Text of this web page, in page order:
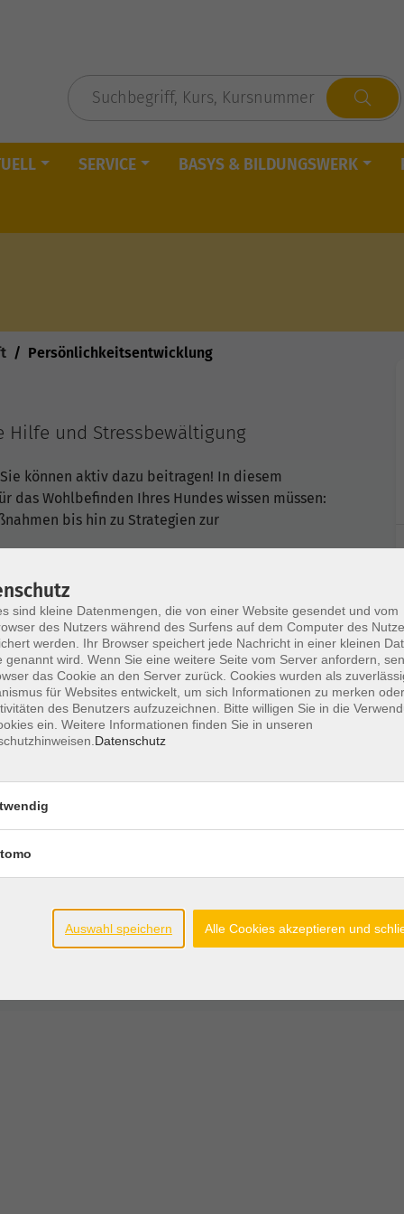
SERVICE BASYS & BILDUNGSWERK
Persönlichkeitsentwicklung
Hilfe und Stressbewältigung
können aktiv dazu beitragen! In diesem
das Wohlbefinden Ihres Hundes wissen müssen:
bis hin zu Strategien zur
entwickeln Sie Sicherheit im Umgang mit
Tierwohl und ethische
Lebensqualität und das Glück Ihres Hundes
von Mensch und Hund.
Handeln
Hund-Alltag
sind kleine Datenmengen, die von einer Website gesendet und vom
des Nutzers während des Surfens auf dem Computer des
werden. Ihr Browser speichert jede Nachricht in einer kleinen
genannt wird. Wenn Sie eine weitere Seite vom Server anfordern,
das Cookie an den Server zurück. Cookies wurden als
für Websites entwickelt, um sich Informationen zu merken
des Benutzers aufzuzeichnen. Bitte willigen Sie in die
ein. Weitere Informationen finden Sie in unseren
Datenschutz
Auswahl speichern Alle Cookies akzeptieren und